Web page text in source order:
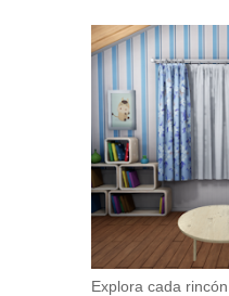
Explora cada